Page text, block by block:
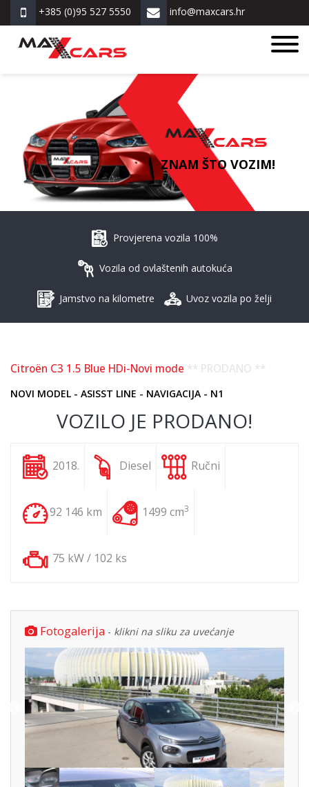
+385 (0)95 527 5550 info@maxcars.hr
ZNAM ŠTO VOZIM!
Provjerena vozila 100%
Vozila od ovlaštenih autokuća
Jamstvo na kilometre Uvoz vozila po želji
Citroën C3 1.5 Blue HDi-Novi mode ** PRODANO **
NOVI MODEL - ASISST LINE - NAVIGACIJA - N1
VOZILO JE PRODANO!
2018. Diesel Ručni
92 146 km 1499 cm3
75 kW / 102 ks
Fotogalerija - klikni na sliku za uvećanje